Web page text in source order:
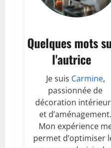
Quelques mots
l'autrice
Je suis Carmine,
passionnée de
décoration
et d’aménagement.
Mon expérience
permet d’optimiser